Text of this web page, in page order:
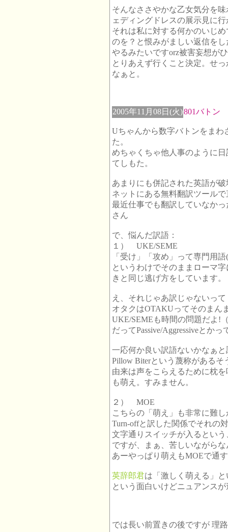
そんなささやかな乙女気分を
ェディングドレスの展示見
それは私に対する何かのいじ
のを？と恨みがましい返信を
やるみたいですorz被害妄想
とりあえず行くこと決定。せ
なぁと。
2005年11月08日(火)801バトン
Uちゃんから数字バトンをまわ
た。
めちゃくちゃ他人事のように
てしもた。
あまりにも併記された英語が
ネットにある無料翻訳ツール
最近仕事でも翻訳していなか
さん
で、悩んだ訳語：
１） UKE/SEME
「受け」「攻め」って専門用
というわけでそのままローマ
きと同じ逃げ方をしています。
え、それじゃあ訳じゃないって
オタクはOTAKUってそのまん
UKE/SEMEも時間の問題だよ
だってPassive/Aggressiveとか
一応何か良い訳語ないかなぁ
Pillow Biterという蔑称があるそ
由来は声をこらえるために枕
も萌え。すみません。
２） MOE
こちらの「萌え」も非常に難
Turn-offと訳した関係でそれの
文字通りスイッチが入るとい
ですが、まぁ、苦しいながら
あーやっぱり萌えもMOEで通
英辞郎君は「激しく萌える」と
という面白いけどニュアンス
では長い前置きの後ですが 理